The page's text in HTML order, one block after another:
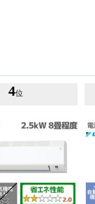
4位